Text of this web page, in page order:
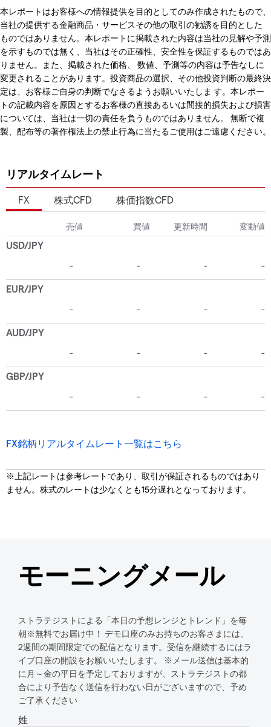
本レポートはお客様への情報提供を目的としてのみ作成されたもので、
当社の提供する金融商品・サービスその他の取引の勧誘を目的とした
ものではありません。本レポートに掲載された内容は当社の見解や予測
を示すものでは無く、当社はその正確性、安全性を保証するものではあ
りません。また、掲載された価格、 数値、予測等の内容は予告なしに
変更されることがあります。投資商品の選択、その他投資判断の最終決
定は、お客様ご自身の判断でなさるようお願いいたしま す。本レポー
トの記載内容を原因とするお客様の直接あるいは間接的損失および損害
については、当社は一切の責任を負うものではありません。 無断で複
製、配布等の著作権法上の禁止行為に当たるご使用はご遠慮ください。
リアルタイムレート
FX 株式CFD 株価指数CFD
FX銘柄リアルタイムレート一覧はこちら
※上記レートは参考レートであり、取引が保証されるものではあり
ません。株式のレートは少なくとも15分遅れとなっております。
モーニングメール
ストラテジストによる「本日の予想レンジとトレンド」を毎
朝※無料でお届け中！ デモ口座のみお持ちのお客さまには、
2週間の期間限定での配信となります。受信を継続するにはラ
イブ口座の開設をお願いいたします。 ※メール送信は基本的
に月～金の平日を予定しておりますが、ストラテジストの都
合により予告なく送信を行わない日がございますので、予め
ご了承ください
姓